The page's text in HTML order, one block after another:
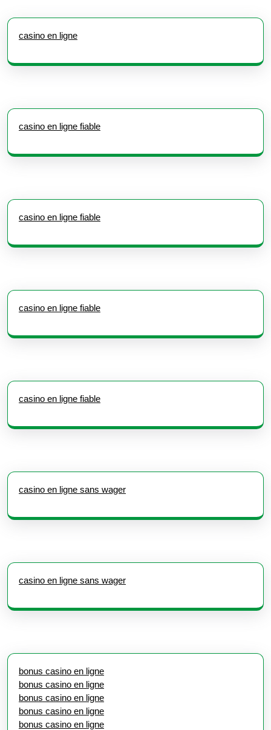
casino en ligne
casino en ligne fiable
casino en ligne fiable
casino en ligne fiable
casino en ligne fiable
casino en ligne sans wager
casino en ligne sans wager
bonus casino en ligne
bonus casino en ligne
bonus casino en ligne
bonus casino en ligne
bonus casino en ligne